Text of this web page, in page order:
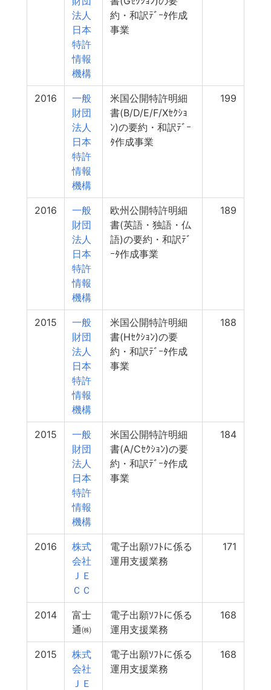
法人
日本
特許
情報
機構
約・和訳ﾃﾞｰﾀ作成
事業
2016
一般
財団
法人
日本
特許
情報
機構
米国公開特許明細
書(B/D/E/F/Xｾｸｼｮ
ﾝ)の要約・和訳ﾃﾞｰ
ﾀ作成事業
199
2016
一般
財団
法人
日本
特許
情報
機構
欧州公開特許明細
書(英語・独語・仏
語)の要約・和訳ﾃﾞ
ｰﾀ作成事業
189
2015
一般
財団
法人
日本
特許
情報
機構
米国公開特許明細
書(Hｾｸｼｮﾝ)の要
約・和訳ﾃﾞｰﾀ作成
事業
188
2015
一般
財団
法人
日本
特許
情報
機構
米国公開特許明細
書(A/Cｾｸｼｮﾝ)の要
約・和訳ﾃﾞｰﾀ作成
事業
184
2016
株式
会社
ＪＥ
ＣＣ
電子出願ｿﾌﾄに係る
運用支援業務
171
2014
富士
通㈱
電子出願ｿﾌﾄに係る
運用支援業務
168
2015
株式
会社
ＪＥ
電子出願ｿﾌﾄに係る
運用支援業務
168